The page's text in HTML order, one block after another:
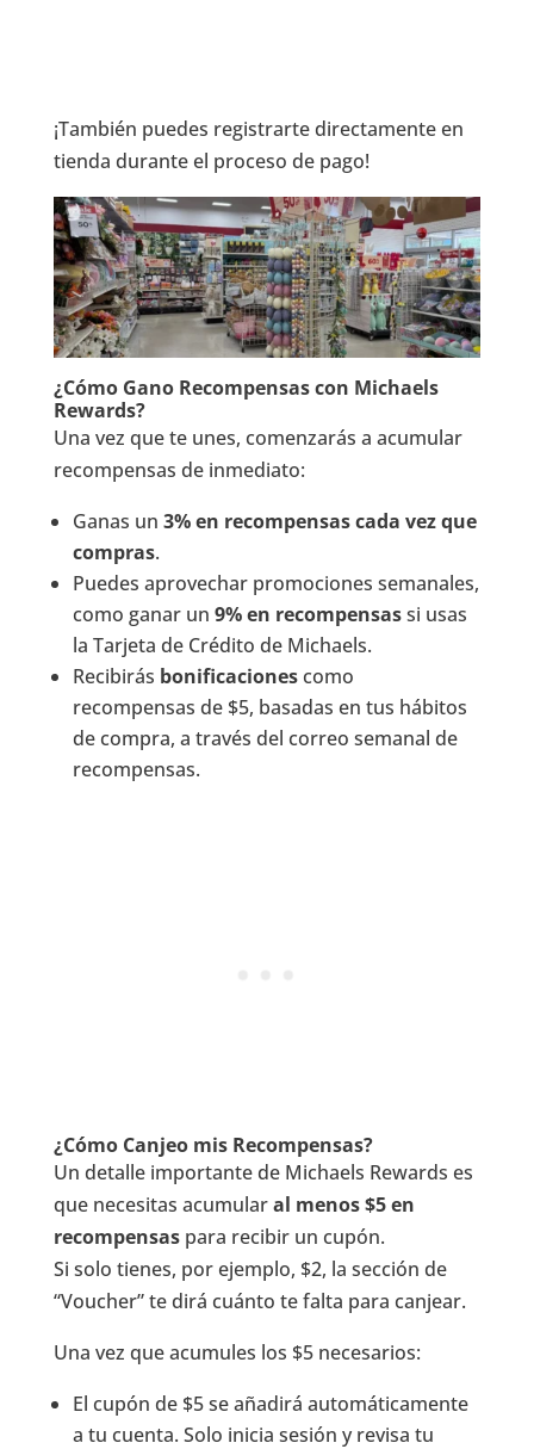
¡También puedes registrarte directamente en
tienda durante el proceso de pago!
¿Cómo Gano Recompensas con Michaels
Rewards?
Una vez que te unes, comenzarás a acumular
recompensas de inmediato:
Ganas un 3% en recompensas cada vez que
compras.
Puedes aprovechar promociones semanales,
como ganar un 9% en recompensassi usas
la Tarjeta de Crédito de Michaels.
Recibirás bonificacionescomo
recompensas de $5, basadas en tus hábitos
de compra, a través del correo semanal de
recompensas.
¿Cómo Canjeo mis Recompensas?
Un detalle importante de Michaels Rewards es
que necesitas acumularal menos $5 en
recompensaspara recibir un cupón.
Si solo tienes, por ejemplo, $2, la sección de
“Voucher” te dirá cuánto te falta para canjear.
Una vez que acumules los $5 necesarios:
El cupón de $5 se añadirá automáticamente
a tu cuenta. Solo inicia sesión y revisa tu